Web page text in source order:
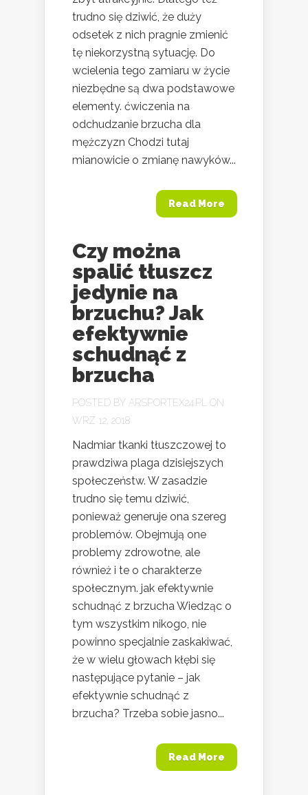
trudno się dziwić, że duży
odsetek z nich pragnie zmienić
tę niekorzystną sytuację. Do
wcielenia tego zamiaru w życie
niezbędne są dwa podstawowe
elementy. ćwiczenia na
odchudzanie brzucha dla
mężczyzn Chodzi tutaj
mianowicie o zmianę nawyków...
Read More
Czy można
spalić tłuszcz
jedynie na
brzuchu? Jak
efektywnie
schudnąć z
brzucha
POSTED BY ARSPORTEX24.PL
ON
WRZ 12, 2018
Nadmiar tkanki tłuszczowej to
prawdziwa plaga dzisiejszych
społeczeństw. W zasadzie
trudno się temu dziwić,
ponieważ generuje ona szereg
problemów. Obejmują one
problemy zdrowotne, ale
również i te o charakterze
społecznym. jak efektywnie
schudnąć z brzucha Wiedząc o
tym wszystkim nikogo, nie
powinno specjalnie zaskakiwać,
że w wielu głowach kłębi się
następujące pytanie – jak
efektywnie schudnąć z
brzucha? Trzeba sobie jasno...
Read More